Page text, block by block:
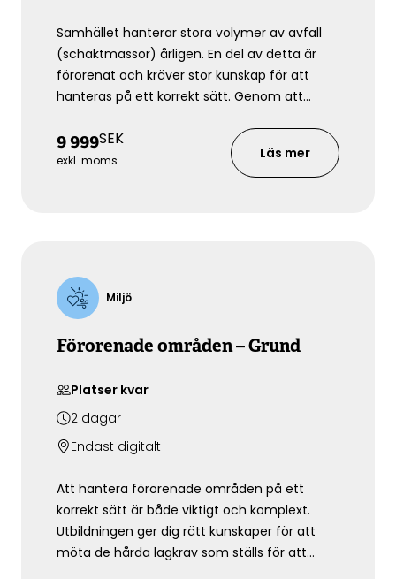
Samhället hanterar stora volymer av avfall
(schaktmassor) årligen. En del av detta är
förorenat och kräver stor kunskap för att
hanteras på ett korrekt sätt. Genom att
även främja ett mer hållbart samhälle.
Lagstiftningen som styr ditt arbete är
komplicerad och SIPU välkomnar dig som
återanvända icke förorenade massor.
9 999SEK
exkl. moms Läs mer
Miljö
Förorenade områden – Grund
Platser kvar
2 dagar
Endast digitalt
Att hantera förorenade områden på ett
korrekt sätt är både viktigt och komplext.
Utbildningen ger dig rätt kunskaper för att
möta de hårda lagkrav som ställs för att